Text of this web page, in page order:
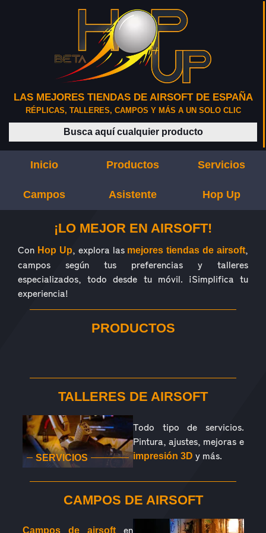
LAS MEJORES TIENDAS DE AIRSOFT DE ESPAÑA
RÉPLICAS, TALLERES, CAMPOS Y MÁS A UN SOLO CLIC
Buscar productos
Inicio Productos Servicios
Campos Asistente Hop Up
¿QUÉ ES HOP UP?
¡LO MEJOR EN AIRSOFT!
Con Hop Up, explora las mejores tiendas de airsoft,
campos según tus preferencias y talleres
especializados, todo desde tu móvil. ¡Simplifica tu
experiencia!
PRODUCTOS
TALLERES DE AIRSOFT
SERVICIOS
Todo tipo de servicios.
Pintura, ajustes, mejoras e
impresión 3D y más.
CAMPOS DE AIRSOFT
Campos de airsoften